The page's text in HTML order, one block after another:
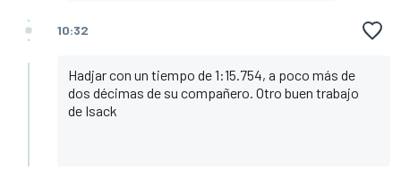
10:32
Hadjar con un tiempo de 1:15.754, a poco más de
dos décimas de su compañero. Otro buen trabajo
de Isack